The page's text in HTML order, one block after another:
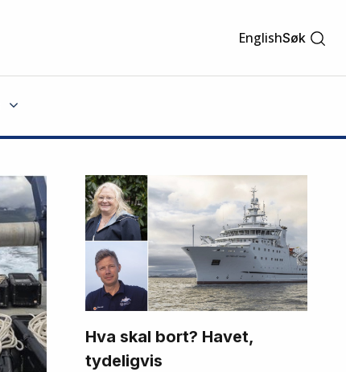
EnglishSøk
Hva skal bort? Havet,
tydeligvis